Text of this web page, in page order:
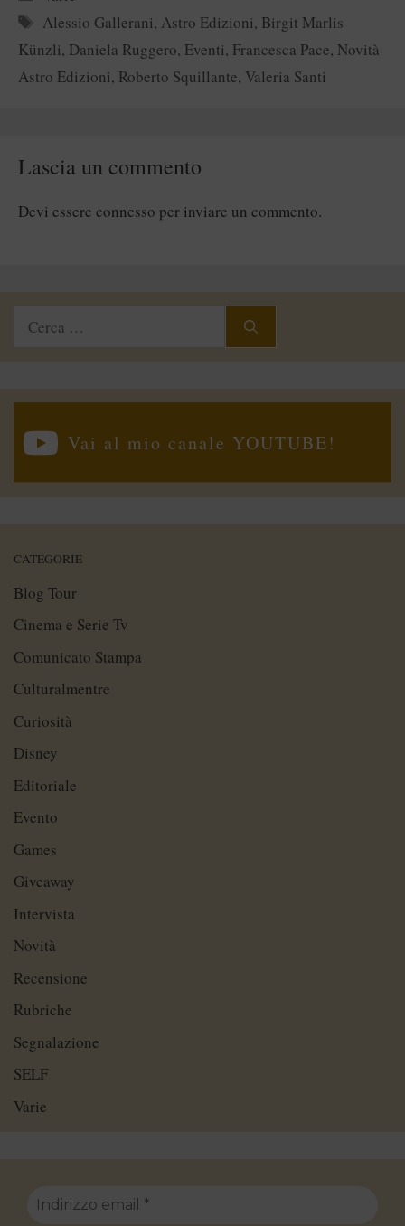
Tag
Alessio Gallerani, Astro Edizioni, Birgit Marlis
Künzli, Daniela Ruggero, Eventi, Francesca Pace, Novità
Astro Edizioni, Roberto Squillante, Valeria Santi
Lascia un commento
Devi essere connesso per inviare un commento.
Vai al mio canale YOUTUBE!
CATEGORIE
Blog Tour
Cinema e Serie Tv
Comunicato Stampa
Culturalmentre
Curiosità
Disney
Editoriale
Evento
Games
Giveaway
Intervista
Novità
Recensione
Rubriche
Segnalazione
SELF
Varie